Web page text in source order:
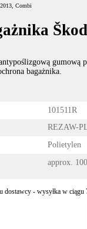
Combi
gumową
bagażnika.
101511R
REZAW-
Polietylen
approx.
dostawcy - wysyłka w ciągu